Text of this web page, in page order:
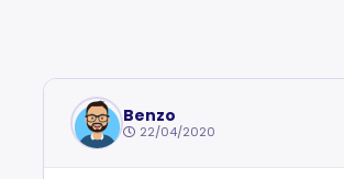
Benzo
22/04/2020